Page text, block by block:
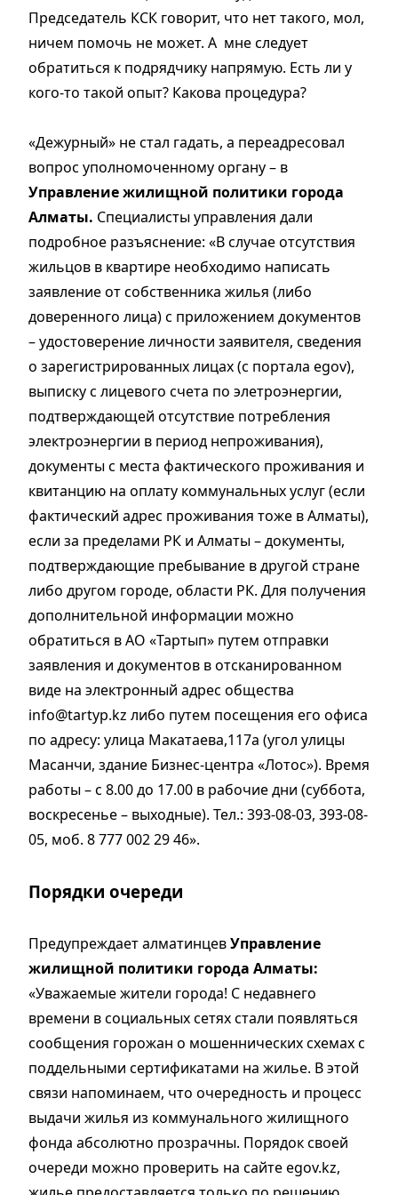
Председатель КСК говорит, что нет такого, мол,
ничем помочь не может. А мне следует
обратиться к подрядчику напрямую. Есть ли у
кого-то такой опыт? Какова процедура?
«Дежурный» не стал гадать, а переадресовал
вопрос уполномоченному органу – в
Управление жилищной политики города
Алматы. Специалисты управления дали
подробное разъяснение: «В случае отсутствия
жильцов в квартире необходимо написать
заявление от собственника жилья (либо
доверенного лица) с приложением документов
– удостоверение личности заявителя, сведения
о зарегистрированных лицах (с портала egov),
выписку с лицевого счета по элетроэнергии,
подтверждающей отсутствие потребления
электроэнергии в период непроживания),
документы с места фактического проживания и
квитанцию на оплату коммунальных услуг (если
фактический адрес проживания тоже в Алматы),
если за пределами РК и Алматы – документы,
подтверждающие пребывание в другой стране
либо другом городе, области РК. Для получения
дополнительной информации можно
обратиться в АО «Тартып» путем отправки
заявления и документов в отсканированном
виде на электронный адрес общества
info@tartyp.kz либо путем посещения его офиса
по адресу: улица Макатаева,117а (угол улицы
Масанчи, здание Бизнес-центра «Лотос»). Время
работы – с 8.00 до 17.00 в рабочие дни (суббота,
воскресенье – выходные). Тел.: 393-08-03, 393-08-
05, моб. 8 777 002 29 46».
Порядки очереди
Предупреждает алматинцевУправление
жилищной политики города Алматы:
«Уважаемые жители города! С недавнего
времени в социальных сетях стали появляться
сообщения горожан о мошеннических схемах с
поддельными сертификатами на жилье. В этой
связи напоминаем, что очередность и процесс
выдачи жилья из коммунального жилищного
фонда абсолютно прозрачны. Порядок своей
очереди можно проверить на сайте egov.kz,